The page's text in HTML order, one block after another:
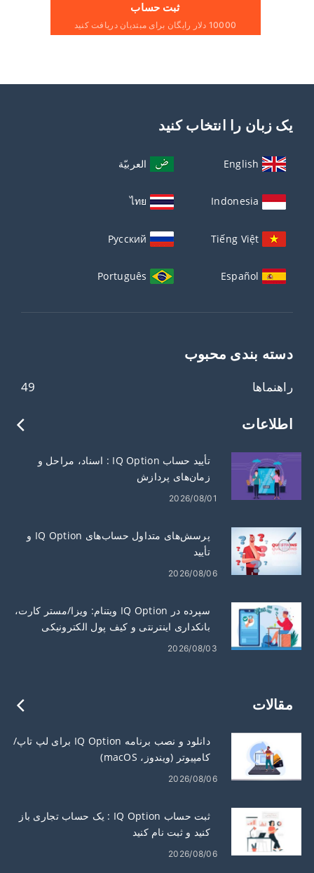
ثبت حساب
10000 دلار رایگان برای مبتدیان دریافت کنید
یک زبان را انتخاب کنید
English العربيّة
Indonesia
ไทย
Tiếng Việt
Русский
Español
Português
دسته بندی محبوب
49 راهنماها
اطلاعات
تأیید حساب IQ Option : اسناد، مراحل و
زمان‌های پردازش
2026/08/01
پرسش‌های متداول حساب‌های IQ Option و
تأیید
2026/08/06
سپرده در IQ Option ویتنام: ویزا/مستر کارت،
بانکداری اینترنتی و کیف پول الکترونیکی
2026/08/03
مقالات
دانلود و نصب برنامه IQ Option برای لپ تاپ/
کامپیوتر (ویندوز، macOS)
2026/08/06
ثبت حساب IQ Option : یک حساب تجاری باز
کنید و ثبت نام کنید
2026/08/06